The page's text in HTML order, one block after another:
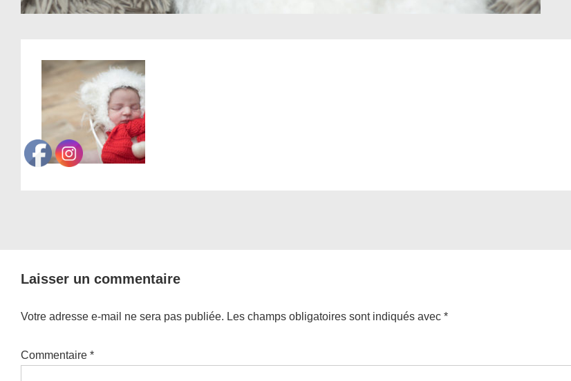
Laisser un commentaire
Votre adresse e-mail ne sera pas publiée. Les champs obligatoires sont indiqués avec *
Commentaire *